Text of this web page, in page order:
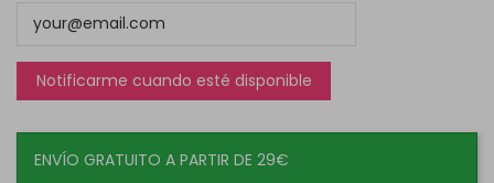
ENVÍO GRATUITO A PARTIR DE 29€